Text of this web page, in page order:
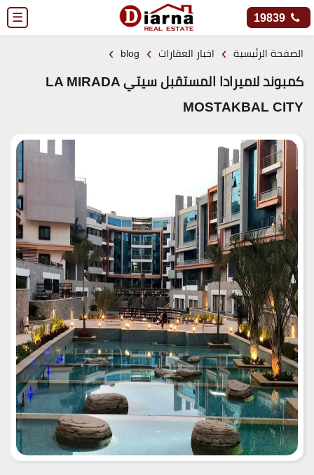
☰ 19839
الصفحة الرئيسية › اخبار العقارات ›
blog
›
كمبوند لاميرادا المستقبل سيتي LA MIRADA
MOSTAKBAL CITY